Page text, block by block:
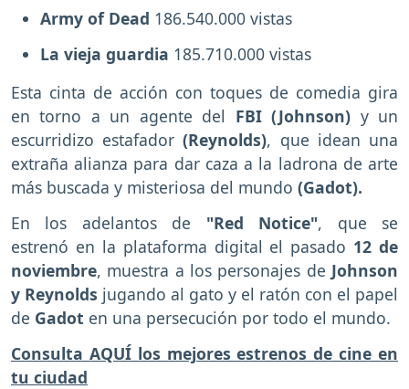
Army of Dead 186.540.000 vistas
La vieja guardia 185.710.000 vistas
Esta cinta de acción con toques de comedia gira
en torno a un agente del FBI (Johnson) y un
escurridizo estafador(Reynolds), que idean una
extraña alianza para dar caza a la ladrona de arte
más buscada y misteriosa del mundo (Gadot).
En los adelantos de "Red Notice", que se
estrenó en la plataforma digital el pasado 12 de
noviembre, muestra a los personajes de Johnson
y Reynolds jugando al gato y el ratón con el papel
de Gadot en una persecución por todo el mundo.
Consulta AQUÍ los mejores estrenos de cine en
tu ciudad